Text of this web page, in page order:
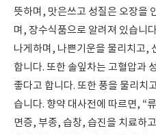
뜻하며, 맛은쓰고 성질은 오장을
며, 장수식품으로 알려져 있습니
나게하며, 나쁜기운을 물리치고,
합니다. 또한 솔잎차는 고혈압과
좋다고 합니다. 또한 풍을 물리치
습니다. 향약 대사전에 따르면, “
면증, 부종, 습창, 습진을 치료하